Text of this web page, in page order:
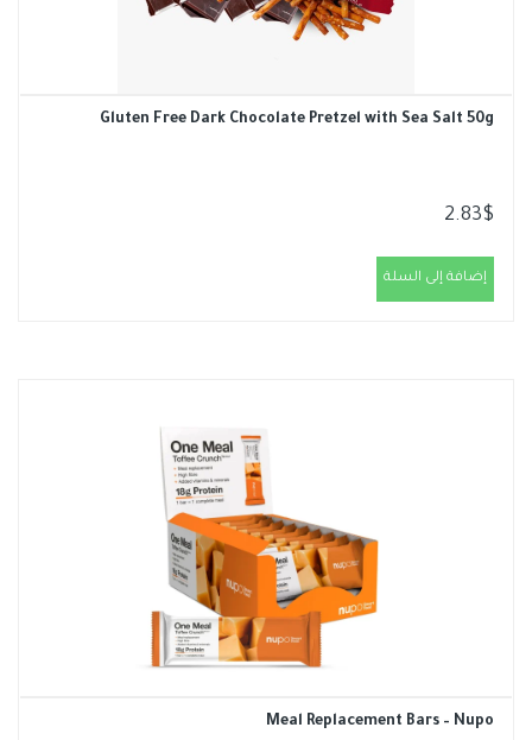
Gluten Free Dark Chocolate Pretzel with Sea Salt 50g
2.83$
إضافة إلى السلة
Meal Replacement Bars – Nupo